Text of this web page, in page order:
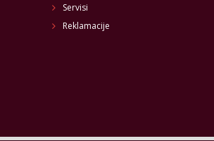
Servisi
Reklamacije